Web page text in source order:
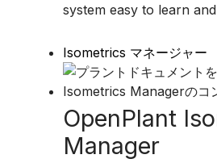
system easy to learn
Isometrics マネージャー
OpenPlant
Manager